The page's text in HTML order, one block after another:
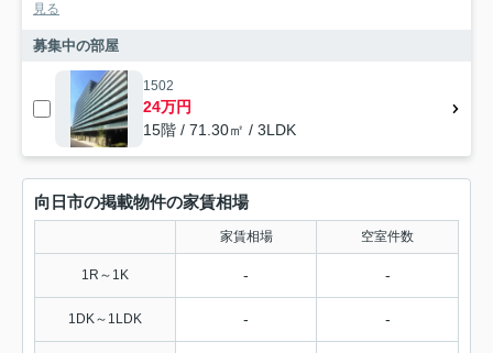
見る
募集中の部屋
1502
24万円
15階 / 71.30㎡ / 3LDK
向日市の掲載物件の家賃相場
家賃相場 空室件数
1R～1K - -
1DK～1LDK - -